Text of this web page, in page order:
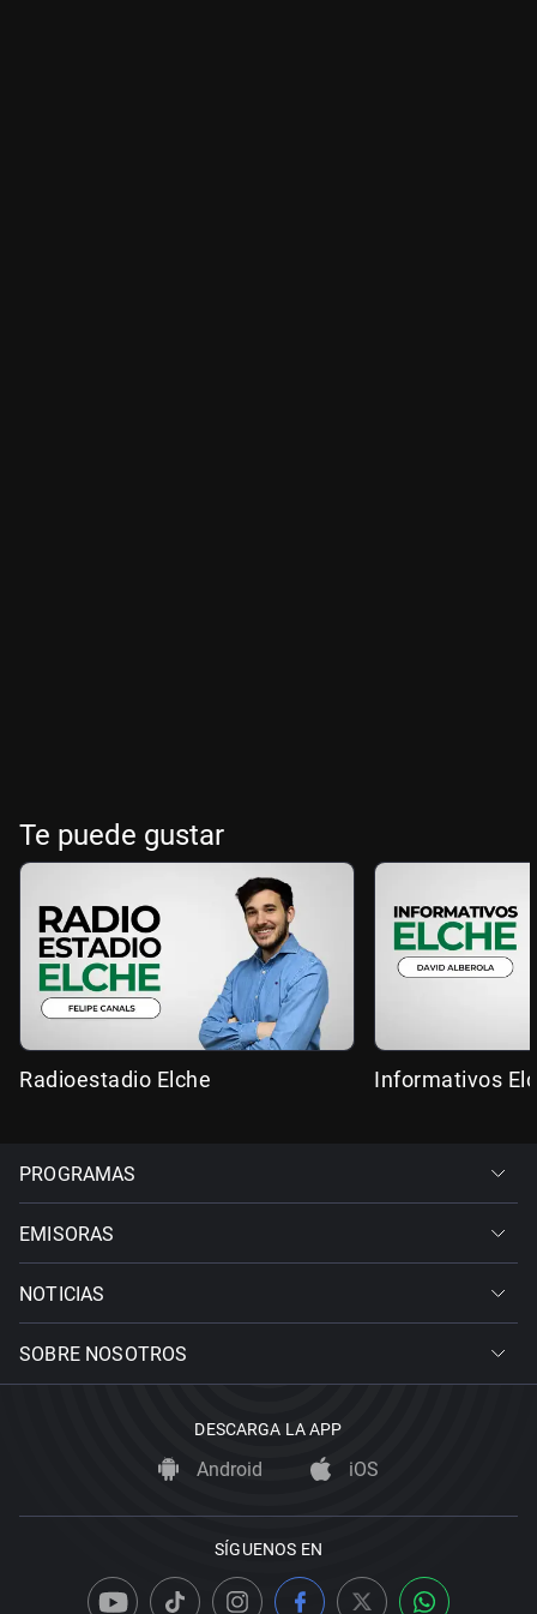
Te puede gustar
Radioestadio Elche Informativos
PROGRAMAS
EMISORAS
NOTICIAS
SOBRE NOSOTROS
DESCARGA LA APP
Android iOS
SÍGUENOS EN